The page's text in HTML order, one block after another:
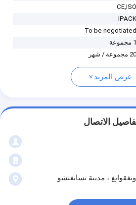
CE,ISO
IPACK
To be negotiated
1 مجموعة
20 مجموعة / شهر
عرض المزيد
الاتصال
، مدينة تسانغتشو